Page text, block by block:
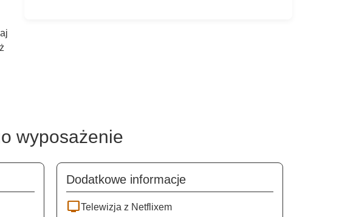
wyposażenie
Dodatkowe informacje
tvTelewizja z Netflixem